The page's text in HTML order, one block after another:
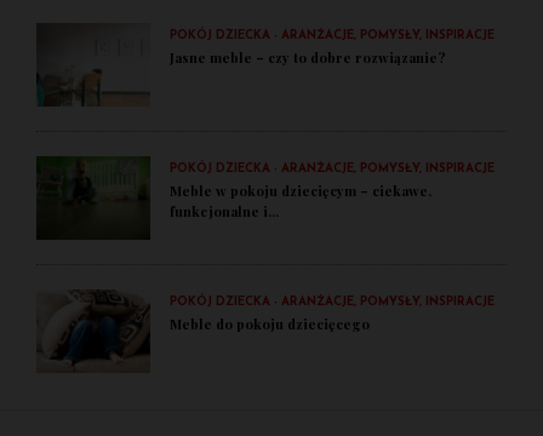
POKÓJ DZIECKA - ARANŻACJE, POMYSŁY, INSPIRACJE
Jasne meble – czy to dobre rozwiązanie?
POKÓJ DZIECKA - ARANŻACJE, POMYSŁY, INSPIRACJE
Meble w pokoju dziecięcym – ciekawe,
funkcjonalne i...
POKÓJ DZIECKA - ARANŻACJE, POMYSŁY, INSPIRACJE
Meble do pokoju dziecięcego